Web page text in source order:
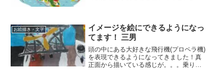
お絵描き・文字
イメージを絵にできるようになっ
てます！ 三男
頭の中にある大好きな飛行機(プロペラ機)
を表現できるようになってきました！真
正面から描いている感じが。。。乗り物